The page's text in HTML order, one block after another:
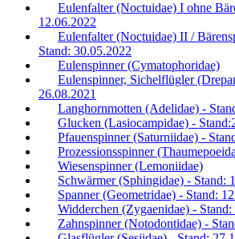
Eulenfalter (Noctuidae) I ohne
12.06.2022
Eulenfalter (Noctuidae) II /
Stand: 30.05.2022
Eulenspinner (Cymatophoridae)
Eulenspinner, Sichelflügler
26.08.2021
Langhornmotten (Adelidae) -
Glucken (Lasiocampidae) -
Pfauenspinner (Saturniidae) -
Prozessionsspinner
Wiesenspinner (Lemoniidae)
Schwärmer (Sphingidae) - Stand:
Spanner (Geometridae) - Stand:
Widderchen (Zygaenidae) -
Zahnspinner (Notodontidae) -